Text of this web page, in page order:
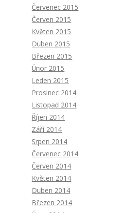
Červenec 2015
Červen 2015
Květen 2015
Duben 2015
Březen 2015
Únor 2015
Leden 2015
Prosinec 2014
Listopad 2014
Říjen 2014
Září 2014
Srpen 2014
Červenec 2014
Červen 2014
Květen 2014
Duben 2014
Březen 2014